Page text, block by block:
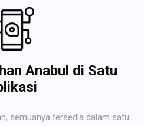
Anabul di Satu
semuanya tersedia dalam satu